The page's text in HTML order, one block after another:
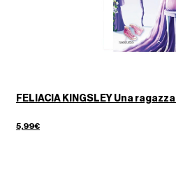
FELIACIA KINGSLEY Una
5,99€